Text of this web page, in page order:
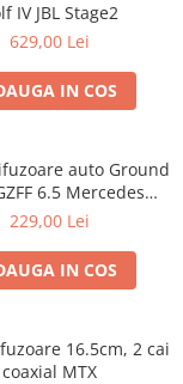
IV JBL Stage2
629,00 Lei
IN COS
auto Ground
6.5 Mercedes
Viano/Sprinter
229,00 Lei
IN COS
16.5cm, 2 cai
coaxial MTX